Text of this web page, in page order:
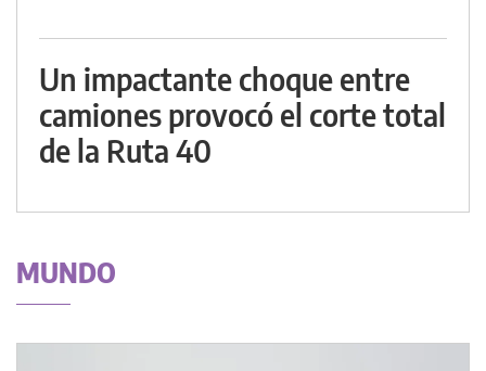
Un impactante choque entre
camiones provocó el corte total
de la Ruta 40
MUNDO